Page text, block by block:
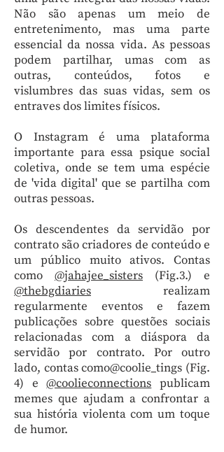
Não são apenas um meio de
entretenimento, mas uma parte
essencial da nossa vida. As pessoas
podem partilhar, umas com as
outras, conteúdos, fotos e
vislumbres das suas vidas, sem os
entraves dos limites físicos.
O Instagram é uma plataforma
importante para essa psique social
coletiva, onde se tem uma espécie
de 'vida digital' que se partilha com
outras pessoas.
Os descendentes da servidão por
contrato são criadores de conteúdo e
um público muito ativos. Contas
como @jahajee_sisters (Fig.3.) e
@thebgdiaries realizam
regularmente eventos e fazem
publicações sobre questões sociais
relacionadas com a diáspora da
servidão por contrato. Por outro
lado, contas como@coolie_tings (Fig.
4) e@coolieconnections publicam
memes que ajudam a confrontar a
sua história violenta com um toque
de humor.